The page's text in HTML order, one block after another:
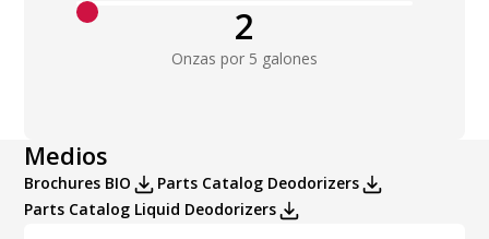
2
Onzas por 5 galones
Medios
Brochures BIO
Parts Catalog Deodorizers
Parts Catalog Liquid Deodorizers